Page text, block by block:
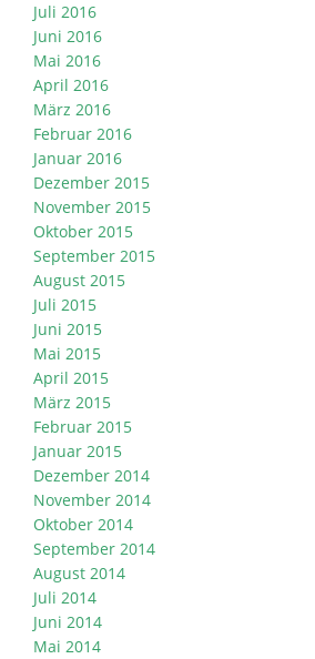
Juli 2016
Juni 2016
Mai 2016
April 2016
März 2016
Februar 2016
Januar 2016
Dezember 2015
November 2015
Oktober 2015
September 2015
August 2015
Juli 2015
Juni 2015
Mai 2015
April 2015
März 2015
Februar 2015
Januar 2015
Dezember 2014
November 2014
Oktober 2014
September 2014
August 2014
Juli 2014
Juni 2014
Mai 2014